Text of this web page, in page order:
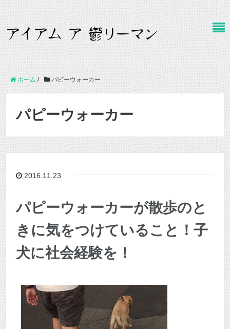
ホーム / パピーウォーカー
パピーウォーカー
2016.11.23
パピーウォーカーが散歩のと
きに気をつけていること！子
犬に社会経験を！